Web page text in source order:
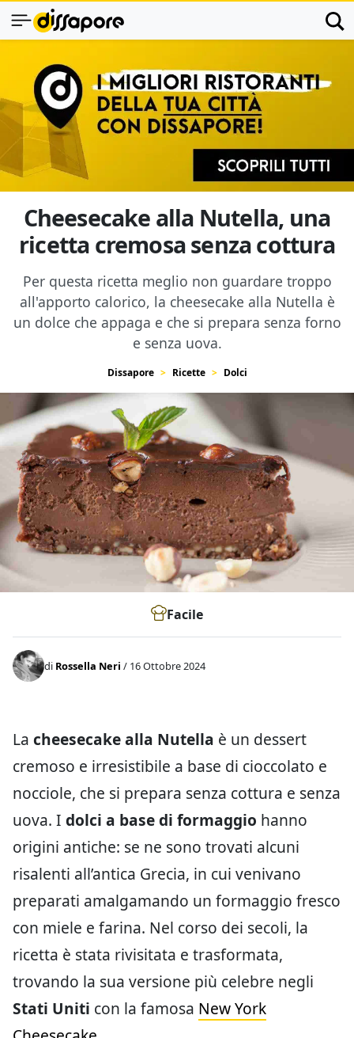
Cheesecake alla Nutella, una
ricetta cremosa senza cottura
Per questa ricetta meglio non guardare troppo
all'apporto calorico, la cheesecake alla Nutella è
un dolce che appaga e che si prepara senza forno
e senza uova.
Dissapore Ricette Dolci
Facile
di Rossella Neri / 16 Ottobre 2024
La cheesecake alla Nutella è un dessert
cremoso e irresistibile a base di cioccolato e
nocciole, che si prepara senza cottura e senza
uova. I dolci a base di formaggio hanno
origini antiche: se ne sono trovati alcuni
risalenti all’antica Grecia, in cui venivano
preparati amalgamando un formaggio fresco
con miele e farina. Nel corso dei secoli, la
ricetta è stata rivisitata e trasformata,
trovando la sua versione più celebre negli
Stati Uniti con la famosa New York